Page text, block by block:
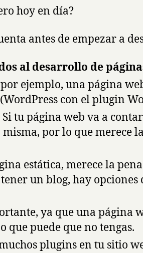
hoy en día?
antes de empezar a
al desarrollo de
ejemplo, una página
con el plugin
Si tu página web va a
por lo que merece
estática, merece la
un blog, hay
ya que una
que puede que no tengas.
plugins en tu sitio